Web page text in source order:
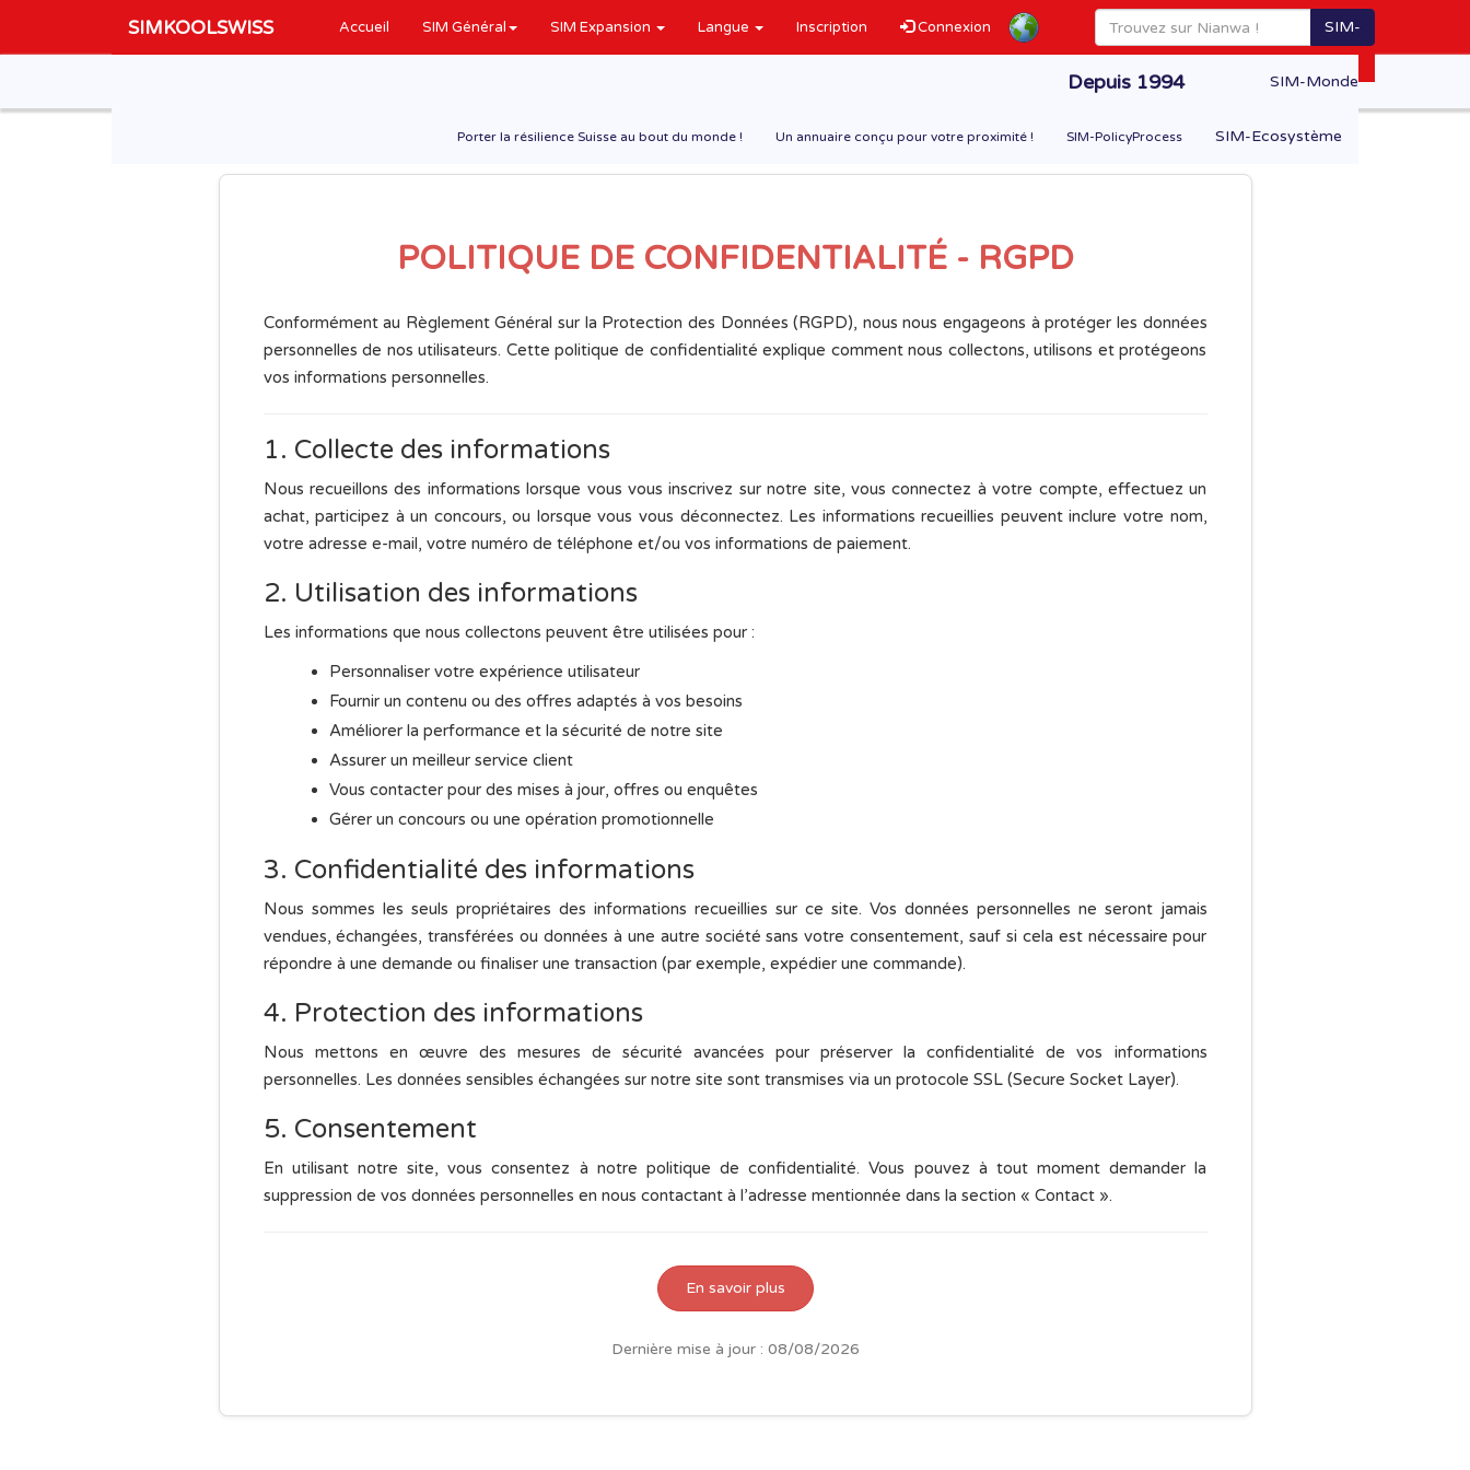
SIMKOOLSWISS Accueil SIM Général SIM Expansion SIM-
Langue Inscription Connexion
Depuis 1994 SIM-Monde
SIM-Ecosystème
SIM-PolicyProcess
Un annuaire conçu pour votre proximité !
Porter la résilience Suisse au bout du monde !
POLITIQUE DE CONFIDENTIALITÉ - RGPD
Conformément au Règlement Général sur la Protection des Données (RGPD), nous nous engageons à protéger les données
personnelles de nos utilisateurs. Cette politique de confidentialité explique comment nous collectons, utilisons et protégeons
vos informations personnelles.
1. Collecte des informations
Nous recueillons des informations lorsque vous vous inscrivez sur notre site, vous connectez à votre compte, effectuez un
achat, participez à un concours, ou lorsque vous vous déconnectez. Les informations recueillies peuvent inclure votre nom,
votre adresse e-mail, votre numéro de téléphone et/ou vos informations de paiement.
2. Utilisation des informations
Les informations que nous collectons peuvent être utilisées pour :
Personnaliser votre expérience utilisateur
Fournir un contenu ou des offres adaptés à vos besoins
Améliorer la performance et la sécurité de notre site
Assurer un meilleur service client
Vous contacter pour des mises à jour, offres ou enquêtes
Gérer un concours ou une opération promotionnelle
3. Confidentialité des informations
Nous sommes les seuls propriétaires des informations recueillies sur ce site. Vos données personnelles ne seront jamais
vendues, échangées, transférées ou données à une autre société sans votre consentement, sauf si cela est nécessaire pour
répondre à une demande ou finaliser une transaction (par exemple, expédier une commande).
4. Protection des informations
Nous mettons en œuvre des mesures de sécurité avancées pour préserver la confidentialité de vos informations
personnelles. Les données sensibles échangées sur notre site sont transmises via un protocole SSL (Secure Socket Layer).
5. Consentement
En utilisant notre site, vous consentez à notre politique de confidentialité. Vous pouvez à tout moment demander la
suppression de vos données personnelles en nous contactant à l’adresse mentionnée dans la section « Contact ».
En savoir plus
Dernière mise à jour : 08/08/2026